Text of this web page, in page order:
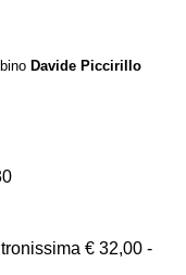
Davide Piccirillo
€ 32,00 -